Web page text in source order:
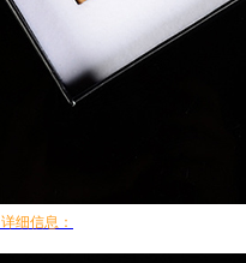
详细信息：